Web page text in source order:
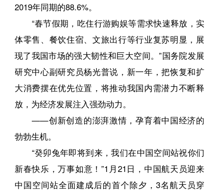
2019年同期的88.6%。
“春节假期，吃住行游购娱等需求快速释放，实
体零售、餐饮住宿、文旅出行等行业复苏明显，展
现了我国市场的强大韧性和巨大空间。”国务院发展
研究中心副研究员杨光普说，新一年，把恢复和扩
大消费摆在优先位置，将推动我国内需潜力不断释
放，为经济发展注入强劲动力。
——创新创造的澎湃激情，孕育着中国经济的
勃勃生机。
“癸卯兔年即将到来，我们在中国空间站祝你们
新春快乐，万事如意！”1月21日，中国航天员迎来
中国空间站全面建成后的首个除夕，3名航天员穿